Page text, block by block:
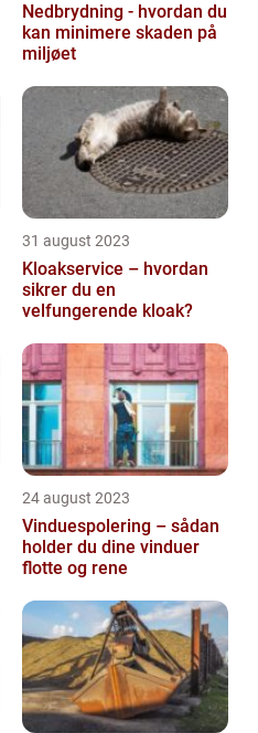
Nedbrydning - hvordan du
kan minimere skaden på
miljøet
31 august 2023
Kloakservice – hvordan
sikrer du en
velfungerende kloak?
24 august 2023
Vinduespolering – sådan
holder du dine vinduer
flotte og rene